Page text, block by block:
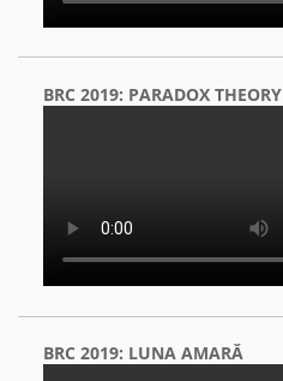
BRC 2019: PARADOX THEORY
BRC 2019: LUNA AMARĂ